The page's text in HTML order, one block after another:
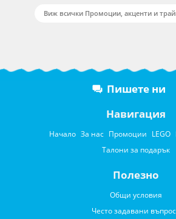
Виж всички Промоции, акценти и
Пишете ни
Навигация
Начало За нас Промоции LEGO
Талони за подарък
Полезно
Общи условия
Често задавани